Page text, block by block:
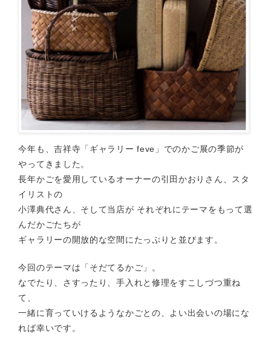
今年も、吉祥寺「ギャラリー feve」でのかご展の季節が
やってきました。
長年かごを愛用しているオーナーの引田かおりさん、スタ
イリストの
小澤典代さん、そして当店が それぞれにテーマをもって選
んだかごたちが
ギャラリーの開放的な空間にたっぷりと並びます。
今回のテーマは「そだてるかご」。
なでたり、さすったり、手入れと修理をすこしづつ重ね
て、
一緒に育っていけるようなかごとの、よい出会いの場にな
れば幸いです。